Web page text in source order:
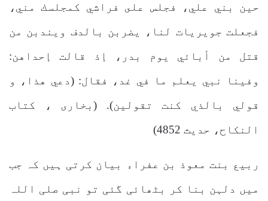
حين بني علي، فجلس على فراشي كمجلسك مني،
فجعلت جويريات لنا، يضربن بالدف ويندبن من
قتل من أبائي يوم بدر، إذ قالت إحداهن:
وفينا نبي يعلم ما في غد، فقال: (دعي هذا، و
قولي بالذي كنت تقولين). (بخاری ، کتاب
النکاح، حدیث 4852)
ربیع بنت معوذ بن عفراء بیان کرتی ہیں کہ جب
میں دلہن بنا کر بٹھائی گئی تو نبی صلی اللہ